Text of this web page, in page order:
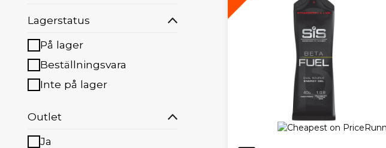
Lagerstatus
På lager
Beställningsvara
Inte på lager
Outlet
Ja